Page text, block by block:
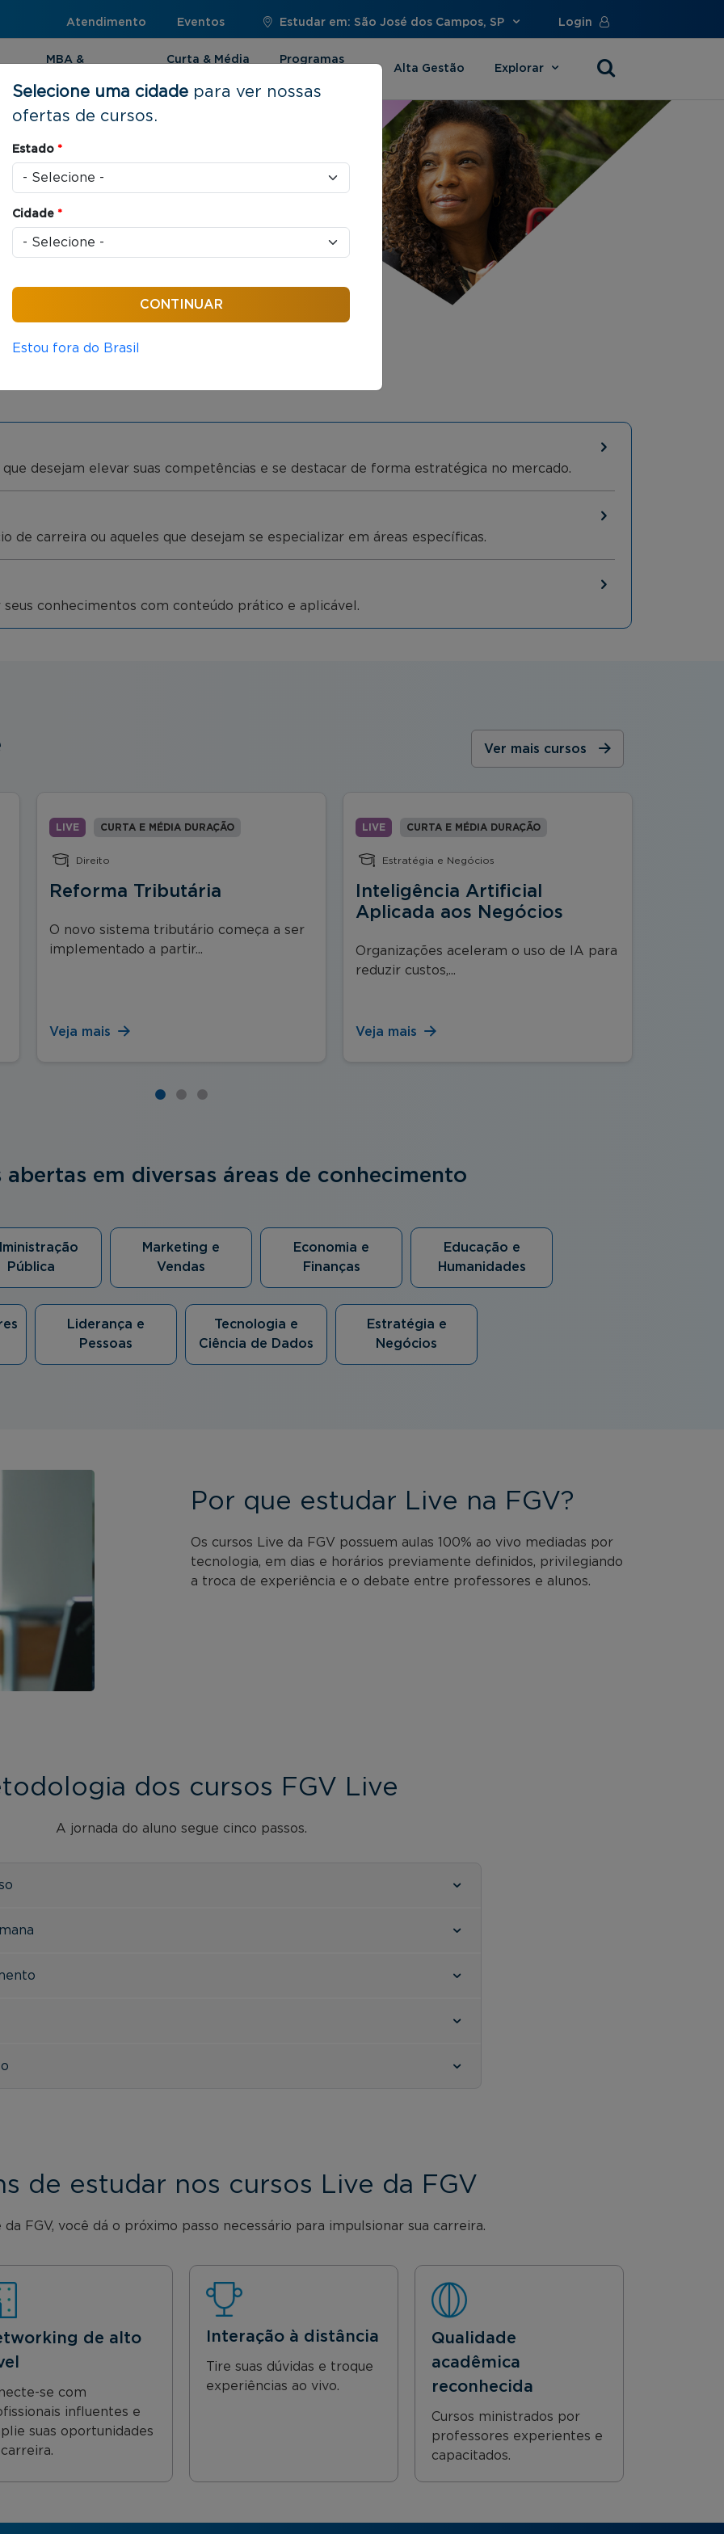
Atendimento Eventos Estudar em: São José dos Campos, SP Login
MBA &
Curta & Média
Programas
Alta Gestão Explorar
tempo real sem sair de
desejam elevar suas competências e se destacar de forma estratégica no mercado.
de carreira ou aqueles que desejam se especializar em áreas específicas.
conhecimentos com conteúdo prático e aplicável.
Ver mais cursos
LIVE CURTA E MÉDIA DURAÇÃO
Direito
Reforma Tributária
O novo sistema tributário começa a ser
implementado a partir...
Veja mais
LIVE CURTA E MÉDIA DURAÇÃO
Estratégia e Negócios
Inteligência Artificial
Aplicada aos Negócios
Organizações aceleram o uso de IA para
reduzir custos,...
Veja mais
abertas em diversas áreas de conhecimento
Pública
Marketing e
Vendas
Economia e
Finanças
Educação e
Humanidades
Liderança e
Pessoas
Tecnologia e
Ciência de Dados
Estratégia e
Negócios
Por que estudar Live na FGV?
Os cursos Live da FGV possuem aulas 100% ao vivo mediadas por
tecnologia, em dias e horários previamente definidos, privilegiando
a troca de experiência e o debate entre professores e alunos.
dos cursos FGV Live
A jornada do aluno segue cinco passos.
de estudar nos cursos Live da FGV
da FGV, você dá o próximo passo necessário para impulsionar sua carreira.
de alto
se com
influentes e
suas oportunidades
Interação à distância
Tire suas dúvidas e troque
experiências ao vivo.
Qualidade
acadêmica
reconhecida
Cursos ministrados por
professores experientes e
capacitados.
Selecione uma cidade para ver nossas
ofertas de cursos.
Estado *
Cidade *
Estou fora do Brasil